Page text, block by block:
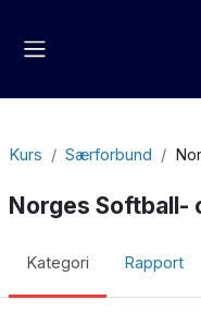
Kurs Særforbund
Norges Softball-
Kategori Rapport